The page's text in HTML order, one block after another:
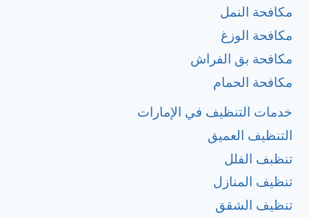
مكافحة النمل
مكافحة الوزغ
مكافحة بق الفراش
مكافحة الحمام
خدمات التنظيف في الإمارات
التنظيف العميق
تنظبف الفلل
تنظيف المنازل
تنظيف الشقق